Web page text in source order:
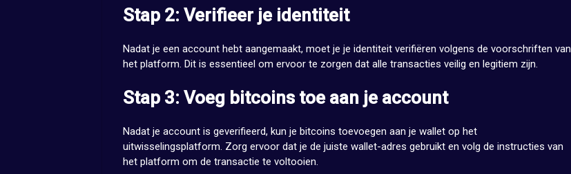
Stap 2: Verifieer je identiteit
Nadat je een account hebt aangemaakt, moet je je identiteit verifiëren volgens de voorschriften van
het platform. Dit is essentieel om ervoor te zorgen dat alle transacties veilig en legitiem zijn.
Stap 3: Voeg bitcoins toe aan je account
Nadat je account is geverifieerd, kun je bitcoins toevoegen aan je wallet op het
uitwisselingsplatform. Zorg ervoor dat je de juiste wallet-adres gebruikt en volg de instructies van
het platform om de transactie te voltooien.